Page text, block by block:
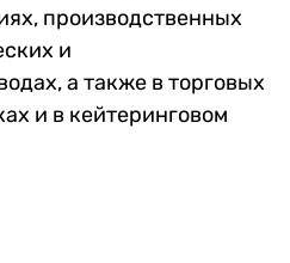
производственных
и
а также в торговых
и в кейтеринговом